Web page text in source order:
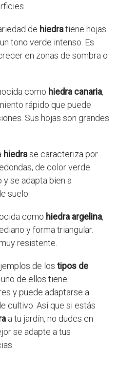
de hiedratiene hojas
tono verde intenso. Es
en zonas de sombra o
como hiedra canaria,
rápido que puede
Sus hojas son grandes
hiedrase caracteriza por
de color verde
se adapta bien a
suelo.
como hiedra argelina,
y forma triangular.
resistente.
de los tipos de
de ellos tiene
y puede adaptarse a
cultivo. Así que si estás
a tu jardín, no dudes en
se adapte a tus